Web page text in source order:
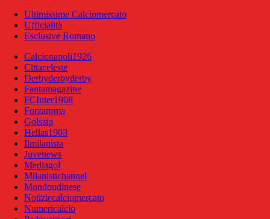
Ultimissime Calciomercato
Ufficialità
Esclusive Romano
Calcionapoli1926
Cittaceleste
Derbyderbyderby
Fantamagazine
FCInter1908
Forzaroma
Golssip
Hellas1903
Ilmilanista
Juvenews
Mediagol
Milanistichannel
Mondoudinese
Notiziecalciomercato
Numericalcio